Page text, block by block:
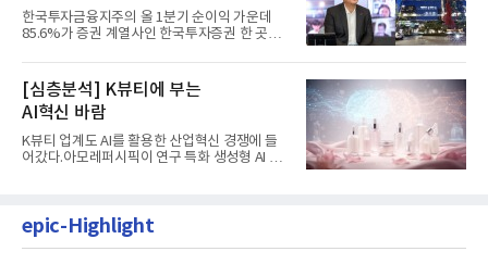
발걸음이 신중해진 배경은?
한국투자금융지주의 올 1분기 순이익 가운데
85.6%가 증권 계열사인 한국투자증권 한 곳에
[심층분석] K뷰티에 부는
AI혁신 바람
K뷰티 업계도 AI를 활용한 산업혁신 경쟁에 들
어갔다.아모레퍼시픽이 연구 특화 생성형 AI 플
epic-Highlight